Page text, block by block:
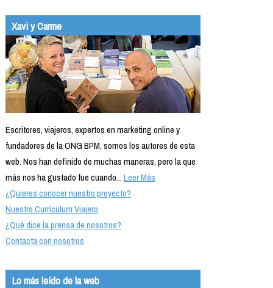
Xavi y Carme
Escritores, viajeros, expertos en marketing online y
fundadores de la ONG BPM, somos los autores de esta
web. Nos han definido de muchas maneras, pero la que
más nos ha gustado fue cuando...Leer Más
¿Quieres conocer nuestro proyecto?
Nuestro Currículum Viajero
¿Qué dice la prensa de nosotros?
Contacta con nosotros
Lo más leído de la web